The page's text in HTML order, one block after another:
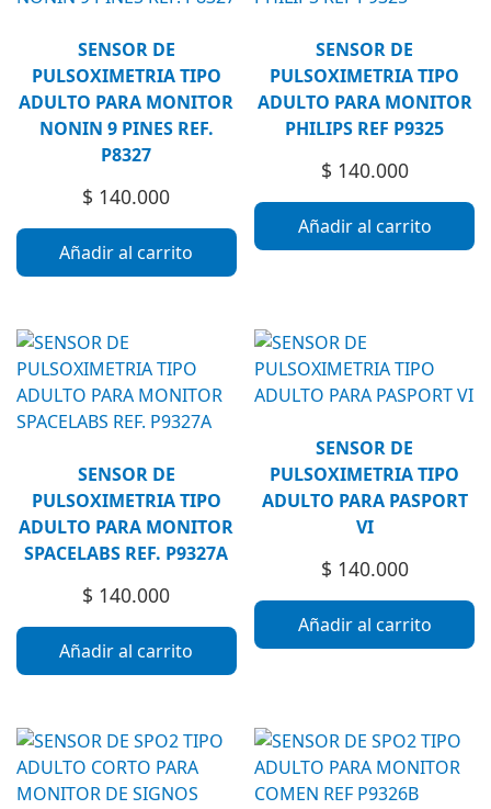
SENSOR DE
PULSOXIMETRIA TIPO
ADULTO PARA MONITOR
NONIN 9 PINES REF.
P8327
$ 140.000
Añadir al carrito
SENSOR DE
PULSOXIMETRIA TIPO
ADULTO PARA MONITOR
PHILIPS REF P9325
$ 140.000
Añadir al carrito
SENSOR DE
PULSOXIMETRIA TIPO
ADULTO PARA MONITOR
SPACELABS REF. P9327A
$ 140.000
Añadir al carrito
SENSOR DE
PULSOXIMETRIA TIPO
ADULTO PARA PASPORT
VI
$ 140.000
Añadir al carrito